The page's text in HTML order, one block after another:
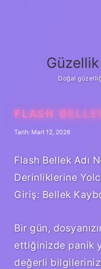
Doğal
FLASH
Tarih: Mart 12, 2026
Flash Bellek Adı
Derinliklerine
Giriş: Bellek
Bir gün,
ettiğinizde panik
değerli